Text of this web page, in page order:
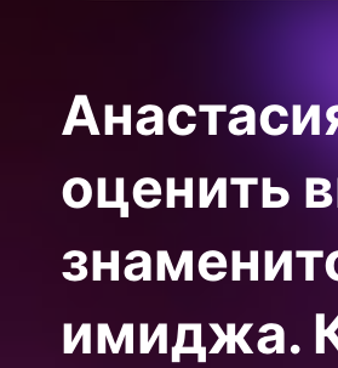
оценить
имиджа.